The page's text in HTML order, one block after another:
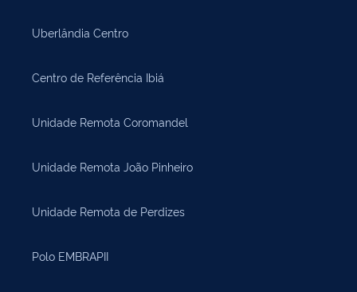
Uberlândia Centro
Centro de Referência Ibiá
Unidade Remota Coromandel
Unidade Remota João Pinheiro
Unidade Remota de Perdizes
Polo EMBRAPII